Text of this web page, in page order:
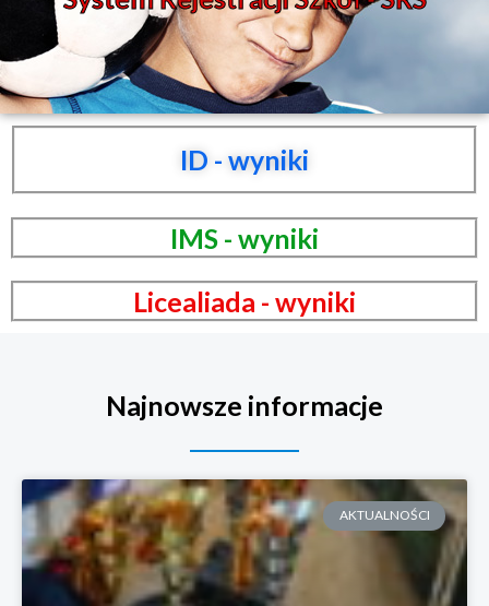
ID - wyniki
IMS - wyniki
Licealiada - wyniki
Najnowsze informacje
AKTUALNOŚCI